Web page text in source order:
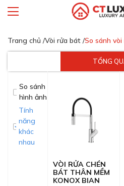
Trang chủ /Vòi rửa bát /So sánh
TỔNG
So sánh
hình ảnh
Tính
năng
khác
nhau
VÒI RỬA CHÉN
BÁT THÂN MỀM
KONOX BIAN